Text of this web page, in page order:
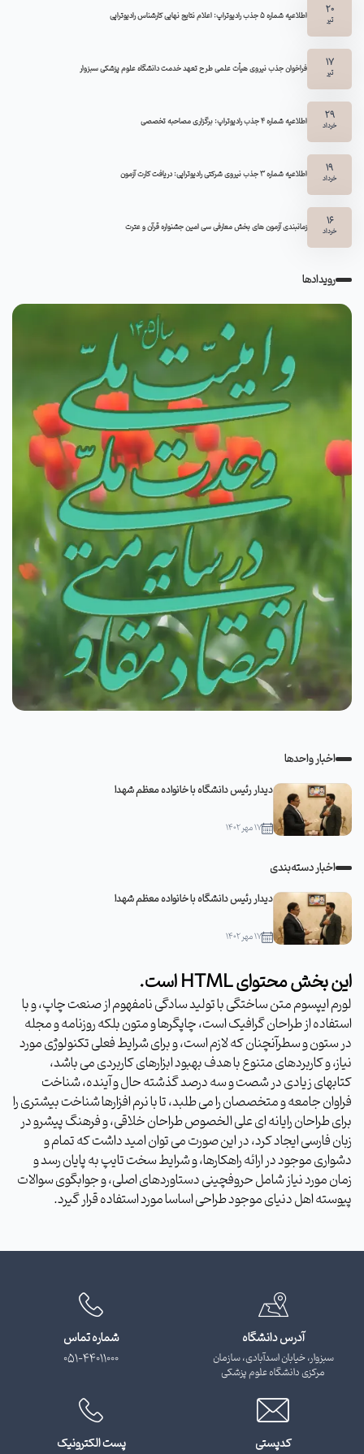
20
تیر اطلاعیه شماره 5 جذب رادیوتراپ: اعلام نتایج نهایی کارشناس رادیوتراپی
17
تیر فراخوان جذب نیروی هیأت علمی طرح تعهد خدمت دانشگاه علوم پزشکی سبزوار
29
خرداد اطلاعیه شماره ۴ جذب رادیوتراپ: برگزاری مصاحبه تخصصی
19
خرداد اطلاعیه شماره 3 جذب نیروی شرکتی رادیوتراپی: دریافت کارت آزمون
16
خرداد زمانبندی آزمون های بخش معارفی سی امین جشنواره قرآن و عترت
رویدادها
اخبار واحدها
دیدار رئیس دانشگاه با خانواده معظم شهدا
۱۷ مهر ۱۴۰۲
اخبار دسته‌بندی
دیدار رئیس دانشگاه با خانواده معظم شهدا
۱۷ مهر ۱۴۰۲
این بخش محتوای HTML است.
لورم ایپسوم متن ساختگی با تولید سادگی نامفهوم از صنعت چاپ، و با
استفاده از طراحان گرافیک است، چاپگرها و متون بلکه روزنامه و مجله
در ستون و سطرآنچنان که لازم است، و برای شرایط فعلی تکنولوژی مورد
نیاز، و کاربردهای متنوع با هدف بهبود ابزارهای کاربردی می باشد،
کتابهای زیادی در شصت و سه درصد گذشته حال و آینده، شناخت
فراوان جامعه و متخصصان را می طلبد، تا با نرم افزارها شناخت بیشتری را
برای طراحان رایانه ای علی الخصوص طراحان خلاقی، و فرهنگ پیشرو در
زبان فارسی ایجاد کرد، در این صورت می توان امید داشت که تمام و
دشواری موجود در ارائه راهکارها، و شرایط سخت تایپ به پایان رسد و
زمان مورد نیاز شامل حروفچینی دستاوردهای اصلی، و جوابگوی سوالات
پیوسته اهل دنیای موجود طراحی اساسا مورد استفاده قرار گیرد.
آدرس دانشگاه
سبزوار، خیابان اسدآبادی، سازمان
مرکزی دانشگاه علوم پزشکی
شماره تماس
051-44011000
کدپستی
پست الکترونیک